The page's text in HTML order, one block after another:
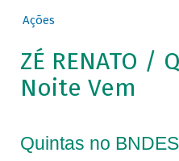
Ações
ZÉ RENATO /
Noite Vem
Quintas no